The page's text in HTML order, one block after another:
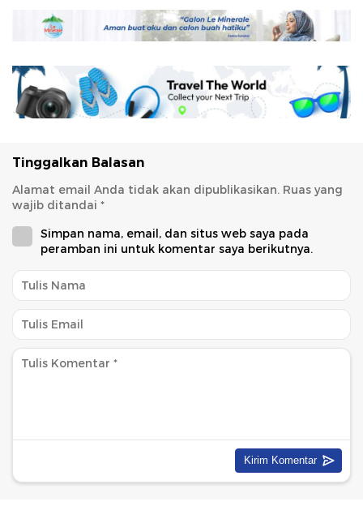
Tinggalkan Balasan
Alamat email Anda tidak akan dipublikasikan. Ruas yang
wajib ditandai *
Simpan nama, email, dan situs web saya pada
peramban ini untuk komentar saya berikutnya.